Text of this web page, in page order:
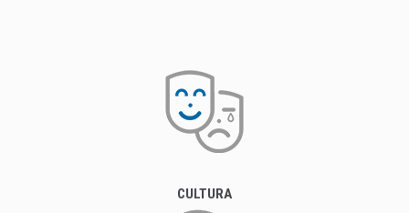
CULTURA